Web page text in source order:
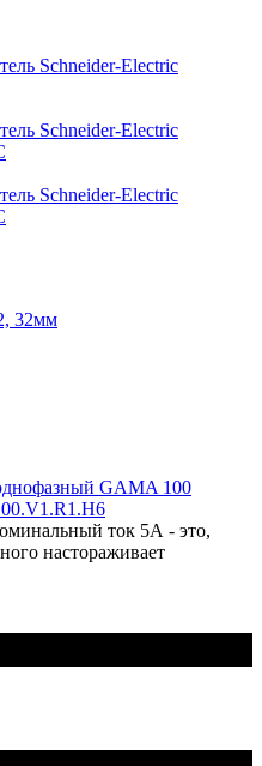
Schneider-Electric
Schneider-Electric
Schneider-Electric
32мм
GAMA 100
ток 5А - это,
настораживает